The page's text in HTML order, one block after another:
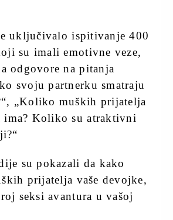
uključivalo ispitivanje 400
su imali emotivne veze,
odgovore na pitanja
svoju partnerku smatraju
„Koliko muških prijatelja
ima? Koliko su atraktivni
su pokazali da kako
prijatelja vaše devojke,
seksi avantura u vašoj